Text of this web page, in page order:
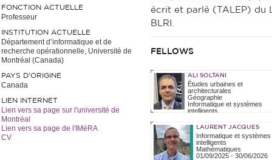
FONCTION ACTUELLE
Professeur
INSTITUTION ACTUELLE
Département d’informatique et de
recherche opérationnelle, Université de
Montréal (Canada)
PAYS D'ORIGINE
Canada
LIEN INTERNET
Lien vers sa page sur l'université de
Montréal
Lien vers sa page de l'IMéRA
CV
écrit et parlé (TALEP) du
BLRI.
FELLOWS
ALI SOLTANI
Études urbaines et
architecturales
Géographie
Informatique et systèmes
intelligents
LAURENT JACQUES
Informatique et systèmes
intelligents
Mathématiques
01/09/2025- 30/06/2026